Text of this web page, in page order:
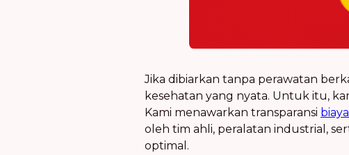
Jika dibiarkan tanpa perawatan
kesehatan yang nyata. Untuk itu,
Kami menawarkan transparansi
oleh tim ahli, peralatan industrial,
optimal.